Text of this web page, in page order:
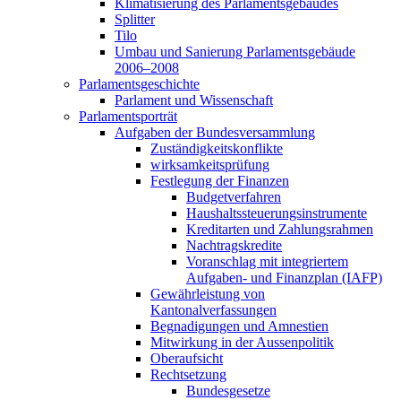
Klimatisierung des Parlamentsgebäudes
Splitter
Tilo
Umbau und Sanierung Parlamentsgebäude
2006–2008
Parlamentsgeschichte
Parlament und Wissenschaft
Parlamentsporträt
Aufgaben der Bundesversammlung
Zuständigkeitskonflikte
wirksamkeitsprüfung
Festlegung der Finanzen
Budgetverfahren
Haushaltssteuerungsinstrumente
Kreditarten und Zahlungsrahmen
Nachtragskredite
Voranschlag mit integriertem
Aufgaben- und Finanzplan (IAFP)
Gewährleistung von
Kantonalverfassungen
Begnadigungen und Amnestien
Mitwirkung in der Aussenpolitik
Oberaufsicht
Rechtsetzung
Bundesgesetze